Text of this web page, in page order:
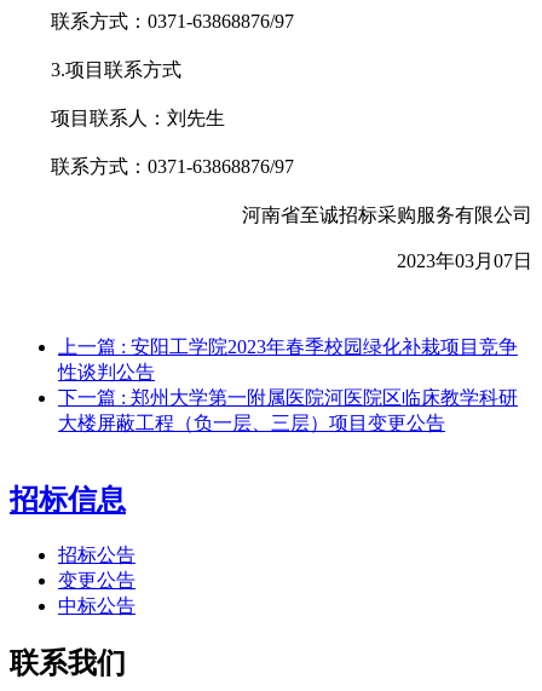
联系方式： 0371-63868876/97
3.项目联系方式
项目联系人： 刘 先生
联系方式： 0371-63868876/97
河南省至诚招标采购服务有限公司
2023年03月 07日
上一篇 : 安阳工学院2023年春季校园绿化补栽项目竞争
性谈判公告
下一篇 : 郑州大学第一附属医院河医院区临床教学科研
大楼屏蔽工程（负一层、三层）项目变更公告
招标信息
招标公告
变更公告
中标公告
联系我们